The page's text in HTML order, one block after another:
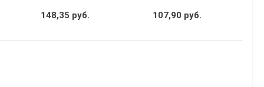
148,35 руб. 107,90 руб.